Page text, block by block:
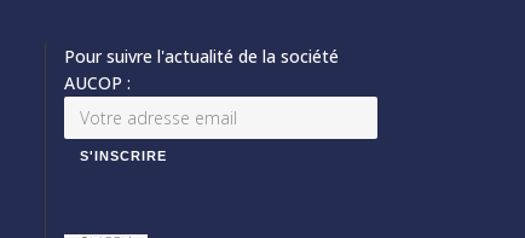
Pour suivre l'actualité de la société
AUCOP :